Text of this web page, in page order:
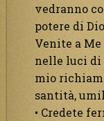
vedranno
potere di
Venite a
nelle luci di
mio
santità,
• Credete